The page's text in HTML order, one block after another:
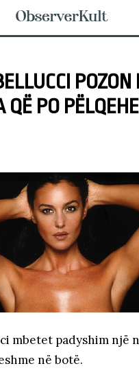
QË PO
mbetet padyshim një
në botë.